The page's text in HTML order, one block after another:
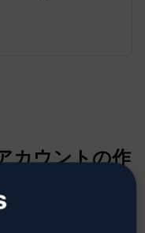
カウントの作